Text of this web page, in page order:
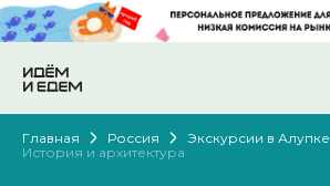
Главная Россия
Экскурсии в Алупке
История и архитектура